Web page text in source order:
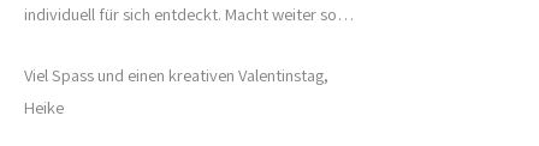
individuell für sich entdeckt. Macht weiter so…
Viel Spass und einen kreativen Valentinstag,
Heike